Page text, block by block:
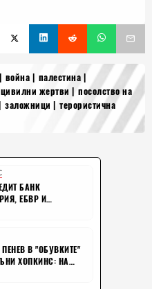
война
палестина
цивилни жертви
посолство на
заложници
терористична